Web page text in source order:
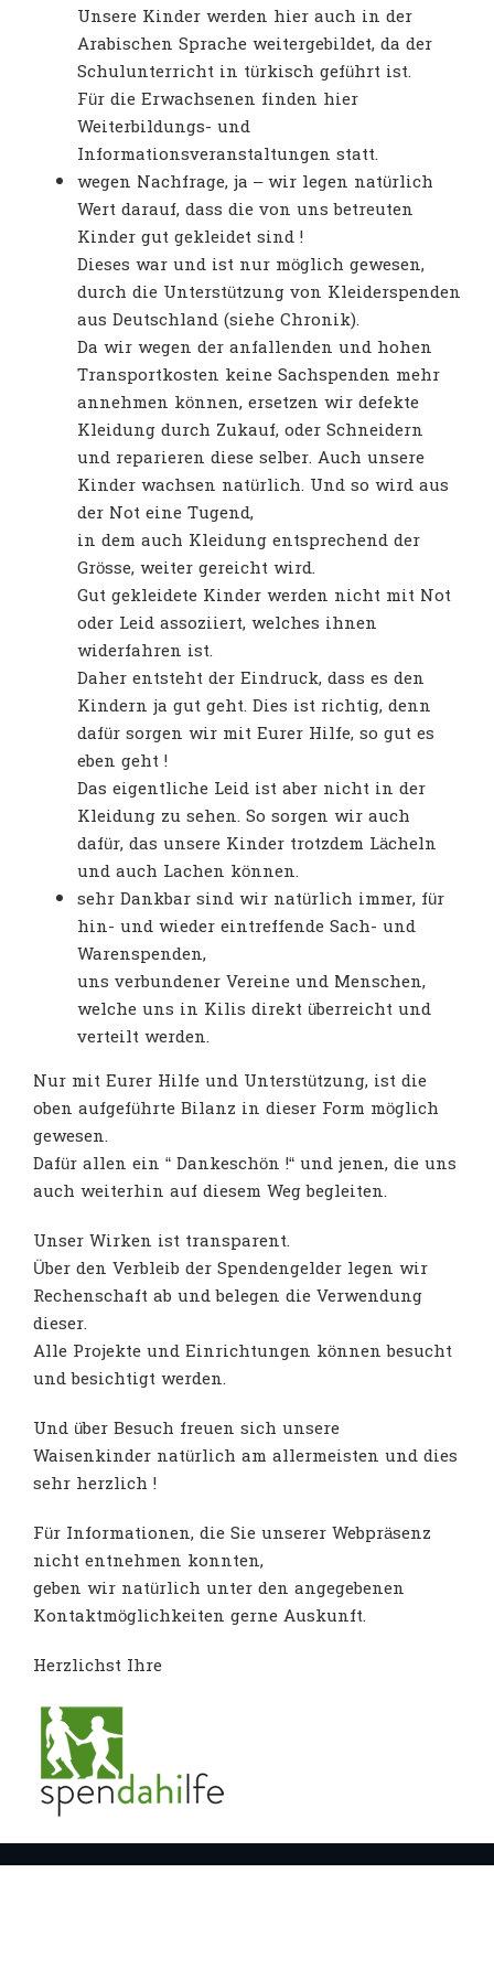
Unsere Kinder werden hier auch in der
Arabischen Sprache weitergebildet, da der
Schulunterricht in türkisch geführt ist.
Für die Erwachsenen finden hier
Weiterbildungs- und
Informationsveranstaltungen statt.
wegen Nachfrage, ja – wir legen natürlich
Wert darauf, dass die von uns betreuten
Kinder gut gekleidet sind !
Dieses war und ist nur möglich gewesen,
durch die Unterstützung von Kleiderspenden
aus Deutschland (siehe Chronik).
Da wir wegen der anfallenden und hohen
Transportkosten keine Sachspenden mehr
annehmen können, ersetzen wir defekte
Kleidung durch Zukauf, oder Schneidern
und reparieren diese selber. Auch unsere
Kinder wachsen natürlich. Und so wird aus
der Not eine Tugend,
in dem auch Kleidung entsprechend der
Grösse, weiter gereicht wird.
Gut gekleidete Kinder werden nicht mit Not
oder Leid assoziiert, welches ihnen
widerfahren ist.
Daher entsteht der Eindruck, dass es den
Kindern ja gut geht. Dies ist richtig, denn
dafür sorgen wir mit Eurer Hilfe, so gut es
eben geht !
Das eigentliche Leid ist aber nicht in der
Kleidung zu sehen. So sorgen wir auch
dafür, das unsere Kinder trotzdem Lächeln
und auch Lachen können.
sehr Dankbar sind wir natürlich immer, für
hin- und wieder eintreffende Sach- und
Warenspenden,
uns verbundener Vereine und Menschen,
welche uns in Kilis direkt überreicht und
verteilt werden.
Nur mit Eurer Hilfe und Unterstützung, ist die
oben aufgeführte Bilanz in dieser Form möglich
gewesen.
Dafür allen ein “ Dankeschön !“ und jenen, die uns
auch weiterhin auf diesem Weg begleiten.
Unser Wirken ist transparent.
Über den Verbleib der Spendengelder legen wir
Rechenschaft ab und belegen die Verwendung
dieser.
Alle Projekte und Einrichtungen können besucht
und besichtigt werden.
Und über Besuch freuen sich unsere
Waisenkinder natürlich am allermeisten und dies
sehr herzlich !
Für Informationen, die Sie unserer Webpräsenz
nicht entnehmen konnten,
geben wir natürlich unter den angegebenen
Kontaktmöglichkeiten gerne Auskunft.
Herzlichst Ihre